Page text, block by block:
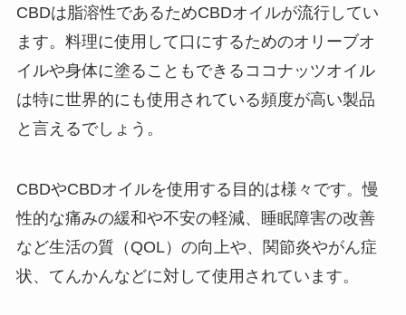
CBDは脂溶性であるためCBDオイルが流行してい
ます。料理に使用して口にするためのオリーブオ
イルや身体に塗ることもできるココナッツオイル
は特に世界的にも使用されている頻度が高い製品
と言えるでしょう。
CBDやCBDオイルを使用する目的は様々です。慢
性的な痛みの緩和や不安の軽減、睡眠障害の改善
など生活の質（QOL）の向上や、関節炎やがん症
状、てんかんなどに対して使用されています。